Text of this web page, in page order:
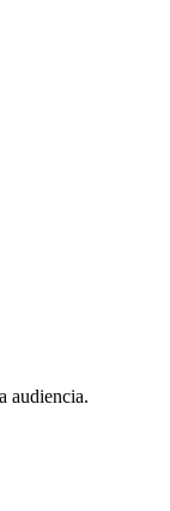
audiencia.